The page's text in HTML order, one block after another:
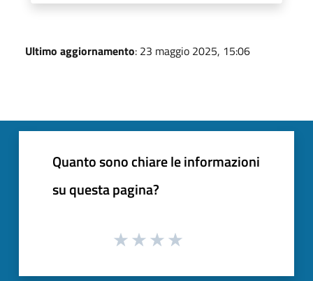
Ultimo aggiornamento: 23 maggio 2025, 15:06
Quanto sono chiare le informazioni
su questa pagina?